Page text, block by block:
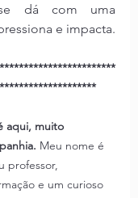
se dá com uma
e impacta.
aqui, muito
Meu nome é
professor,
e um curioso